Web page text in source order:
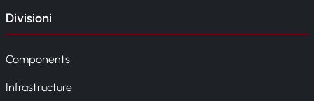
Divisioni
Components
Infrastructure